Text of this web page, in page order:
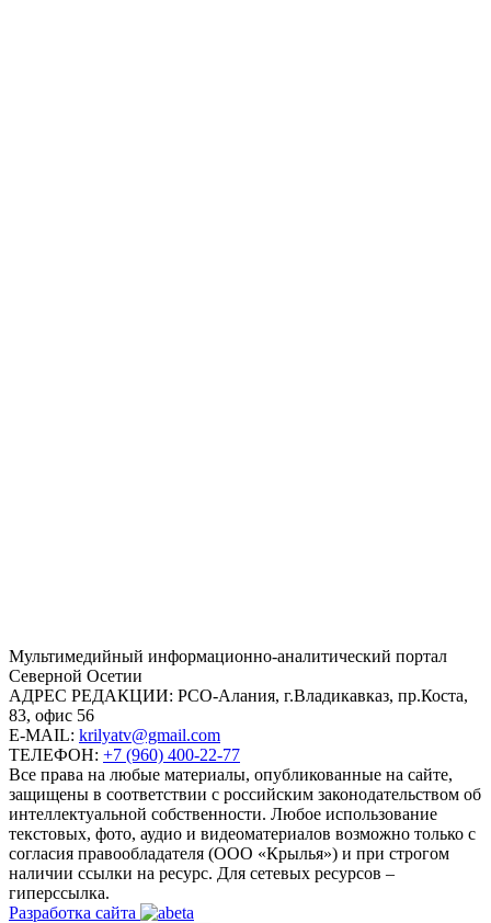
Mультимедийный информационно-аналитический портал
Северной Осетии
АДРЕС РЕДАКЦИИ: РСО-Алания, г.Владикавказ, пр.Коста,
83, офис 56
E-MAIL: krilyatv@gmail.com
ТЕЛЕФОН: +7 (960) 400-22-77
Все права на любые материалы, опубликованные на сайте,
защищены в соответствии с российским законодательством об
интеллектуальной собственности. Любое использование
текстовых, фото, аудио и видеоматериалов возможно только с
согласия правообладателя (ООО «Крылья») и при строгом
наличии ссылки на ресурс. Для сетевых ресурсов –
гиперссылка.
Разработка сайта